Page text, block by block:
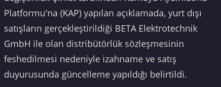
Platformu'na (KAP) yapılan açıklamada, yurt dışı
satışların gerçekleştirildiği BETA Elektrotechnik
GmbH ile olan distribütörlük sözleşmesinin
feshedilmesi nedeniyle izahname ve satış
duyurusunda güncelleme yapıldığı belirtildi.